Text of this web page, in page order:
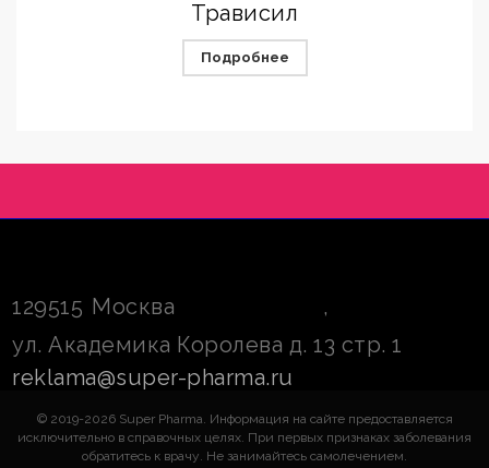
Трависил
Подробнее
129515 Москва
,
ул. Академика Королева д. 13 стр. 1
reklama@super-pharma.ru
© 2019-2026 Super Pharma. Информация на сайте предоставляется
исключительно в справочных целях. При первых признаках заболевания
обратитесь к врачу. Не занимайтесь самолечением.